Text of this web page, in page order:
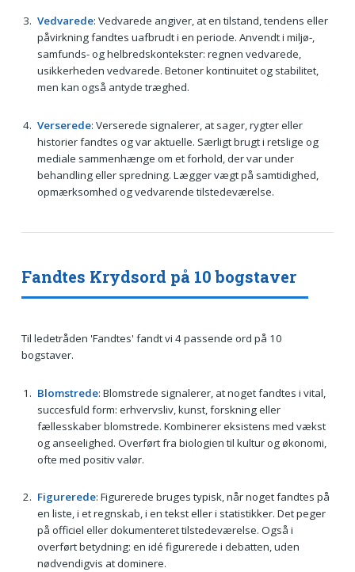
Vedvarede: Vedvarede angiver, at en tilstand, tendens eller
påvirkning fandtes uafbrudt i en periode. Anvendt i miljø-,
samfunds- og helbredskontekster: regnen vedvarede,
usikkerheden vedvarede. Betoner kontinuitet og stabilitet,
men kan også antyde træghed.
Verserede: Verserede signalerer, at sager, rygter eller
historier fandtes og var aktuelle. Særligt brugt i retslige og
mediale sammenhænge om et forhold, der var under
behandling eller spredning. Lægger vægt på samtidighed,
opmærksomhed og vedvarende tilstedeværelse.
Fandtes Krydsord på 10 bogstaver
Til ledetråden 'Fandtes' fandt vi 4 passende ord på 10
bogstaver.
Blomstrede: Blomstrede signalerer, at noget fandtes i vital,
succesfuld form: erhvervsliv, kunst, forskning eller
fællesskaber blomstrede. Kombinerer eksistens med vækst
og anseelighed. Overført fra biologien til kultur og økonomi,
ofte med positiv valør.
Figurerede: Figurerede bruges typisk, når noget fandtes på
en liste, i et regnskab, i en tekst eller i statistikker. Det peger
på officiel eller dokumenteret tilstedeværelse. Også i
overført betydning: en idé figurerede i debatten, uden
nødvendigvis at dominere.